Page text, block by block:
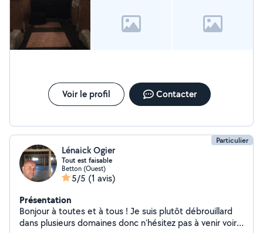
Voir le profil Contacter
Particulier
Lénaick Ogier
Tout est faisable
Betton (Ouest)
5/5 (1 avis)
Présentation
Bonjour à toutes et à tous ! Je suis plutôt débrouillard
dans plusieurs domaines donc n'hésitez pas à venir voir